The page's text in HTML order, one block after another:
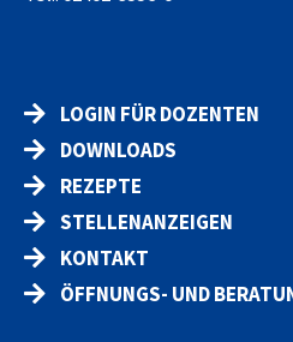
LOGIN FÜR DOZENTEN
DOWNLOADS
REZEPTE
STELLENANZEIGEN
KONTAKT
ÖFFNUNGS- UND